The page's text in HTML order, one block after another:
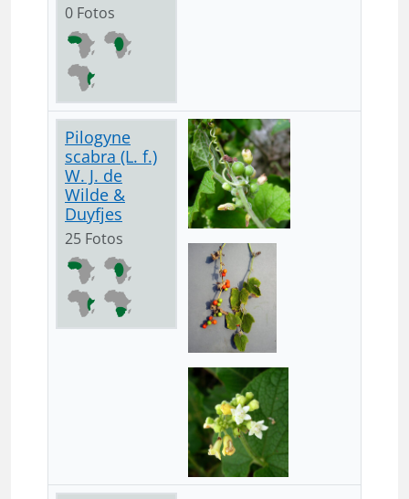
0 Fotos
Pilogyne
scabra (L. f.)
W. J. de
Wilde &
Duyfjes
25 Fotos